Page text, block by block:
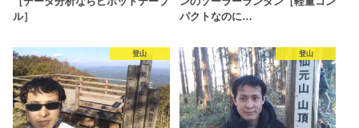
ル］
パクトなのに…
登山 登山